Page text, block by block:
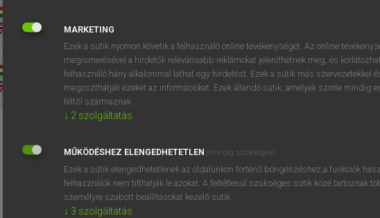
MARKETING
Ezek a sütik nyomon követik a felhasználó online tevékenységét. Az online
megismerésével a hirdetők relevánsabb reklámokat jeleníthetnek meg, és
felhasználó hány alkalommal láthat egy hirdetést. Ezek a sütik más szervezetekkel
megoszthatják ezeket az információkat. Ezek állandó sütik, amelyek szinte mindig
féltől származnak.
↓ 2 szolgáltatás
MŰKÖDÉSHEZ ELENGEDHETETLEN (mindig szükséges)
Ezek a sütik elengedhetetlenek az oldalunkon történő böngészéshez,a funkciók
felhasználók nem tilthatják le azokat. A feltétlenül szükséges sütik közé tartoznak
személyre szabott beállításokat kezelő sütik.
↓ 3 szolgáltatás